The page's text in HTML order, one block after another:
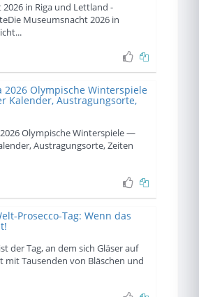
in Riga und Lettland -
Museumsnacht 2026 in
2026 Olympische Winterspiele
Kalender, Austragungsorte,
Olympische Winterspiele —
Austragungsorte, Zeiten
Prosecco-Tag: Wenn das
der Tag, an dem sich Gläser auf
mit Tausenden von Bläschen und